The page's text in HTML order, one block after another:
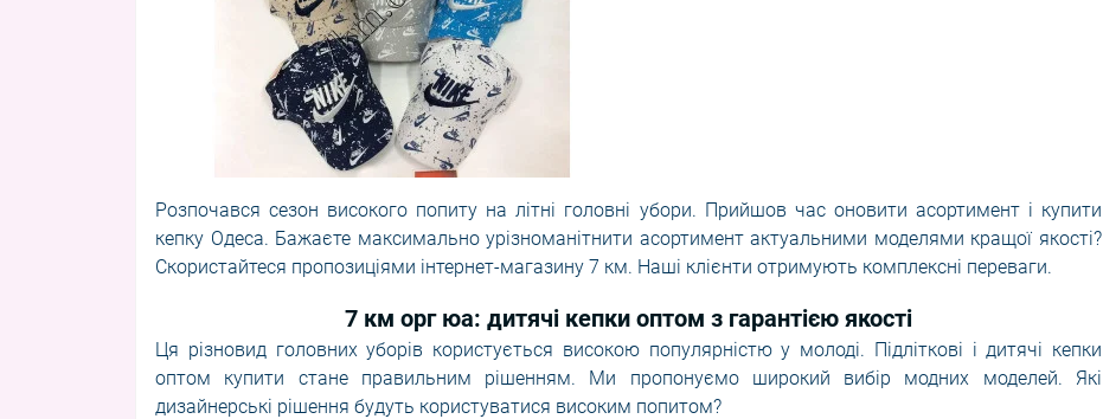
Розпочався сезон високого попиту на літні головні убори. Прийшов час оновити асортимент і купити
кепку Одеса. Бажаєте максимально урізноманітнити асортимент актуальними моделями кращої якості?
Скористайтеся пропозиціями інтернет-магазину 7 км. Наші клієнти отримують комплексні переваги.
7 км орг юа: дитячі кепки оптом з гарантією якості
Ця різновид головних уборів користується високою популярністю у молоді. Підліткові і дитячі кепки
оптом купити стане правильним рішенням. Ми пропонуємо широкий вибір модних моделей. Які
дизайнерські рішення будуть користуватися високим попитом?